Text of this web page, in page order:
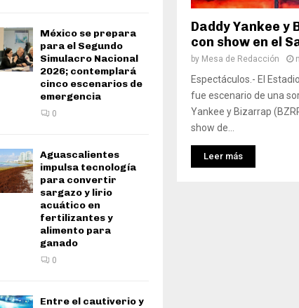
Daddy Yankee
con show en el
by Mesa de Redacción
Espectáculos.- El
fue escenario de una
Yankee y Bizarrap
show de...
Leer más
México se prepara
para el Segundo
Simulacro Nacional
2026; contemplará
cinco escenarios de
emergencia
0
Aguascalientes
impulsa tecnología
para convertir
sargazo y lirio
acuático en
fertilizantes y
alimento para
ganado
0
Entre el cautiverio y